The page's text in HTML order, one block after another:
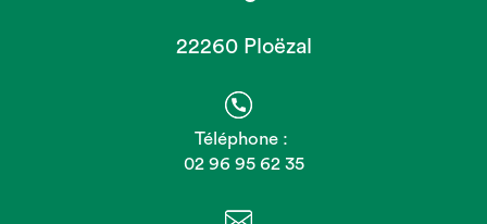
22260 Ploëzal
Téléphone :
02 96 95 62 35